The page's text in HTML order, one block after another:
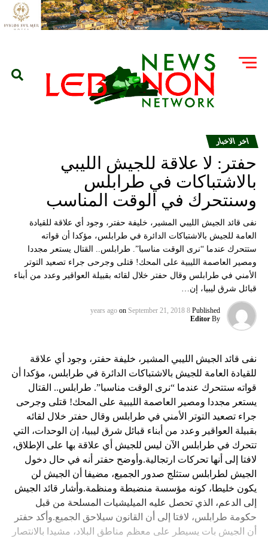
اخر الاخبار
حفتر: لا علاقة للجيش الليبي
بالاشتباكات في طرابلس
وسنتحرك في الوقت المناسب
نفى قائد الجيش الليبي المشير، خليفة حفتر، وجود أي علاقة للقيادة
العامة للجيش بالاشتباكات الدائرة في طرابلس، مؤكدا أن قواته
ستتحرك عندما “نرى الوقت مناسبا”. طرابلس.. القتال يستعر مجددا
ومصير العاصمة الليبية على المحك! قتلى وجرحى جراء تصعيد التوتر
الأمني في طرابلس وقال حفتر خلال لقائه بقبيلة العواقير وعدد من أبناء
قبائل شرق ليبيا، إن…
Published
8 years ago
on September 21, 2018
By
Editor
نفى قائد الجيش الليبي المشير، خليفة حفتر، وجود أي علاقة
للقيادة العامة للجيش بالاشتباكات الدائرة في طرابلس، مؤكدا أن
قواته ستتحرك عندما “نرى الوقت مناسبا”. طرابلس.. القتال
يستعر مجددا ومصير العاصمة الليبية على المحك! قتلى وجرحى
جراء تصعيد التوتر الأمني في طرابلس وقال حفتر خلال لقائه
بقبيلة العواقير وعدد من أبناء قبائل شرق ليبيا، إن الوحدات، التي
تتحرك في طرابلس الآن ليس للجيش أي علاقة بها على الإطلاق،
لافتا إلى أنها تحركات ارتجالية.وأوضح حفتر أنه في حال دخول
الجيش لطرابلس ستثلج صدور الجميع، مضيفا أن الجيش لن
يكون خليطا، كونه مؤسسة منضبطة ومنظمة.وأشار قائد الجيش
إلى الدعم، الذي تحصل عليه الميليشيات المسلحة من قبل
حكومة طرابلس، لافتا إلى أن القانون سيلاحق الجميع.وأكد حفتر
أن الجيش بات يسيطر على معظم مناطق البلاد، مشيدا بالانتصار